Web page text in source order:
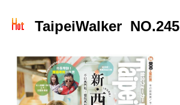
TaipeiWalker NO.245